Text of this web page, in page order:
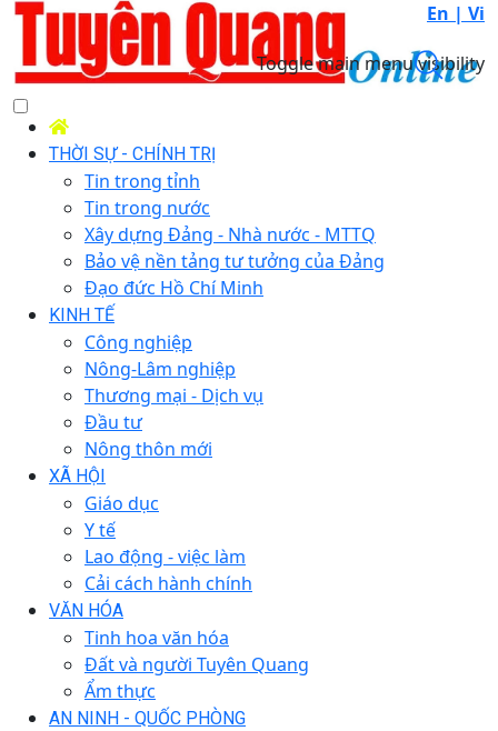
En | Vi
Toggle main menu visibility
THỜI SỰ - CHÍNH TRỊ
Tin trong tỉnh
Tin trong nước
Xây dựng Đảng - Nhà nước - MTTQ
Bảo vệ nền tảng tư tưởng của Đảng
Đạo đức Hồ Chí Minh
KINH TẾ
Công nghiệp
Nông-Lâm nghiệp
Thương mại - Dịch vụ
Đầu tư
Nông thôn mới
XÃ HỘI
Giáo dục
Y tế
Lao động - việc làm
Cải cách hành chính
VĂN HÓA
Tinh hoa văn hóa
Đất và người Tuyên Quang
Ẩm thực
AN NINH - QUỐC PHÒNG